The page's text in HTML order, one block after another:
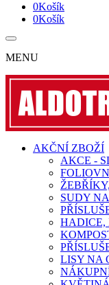
0Košík
0Košík
MENU
AKČNÍ ZBOŽÍ
AKCE -
SUDY
HADICE,
LISY NA